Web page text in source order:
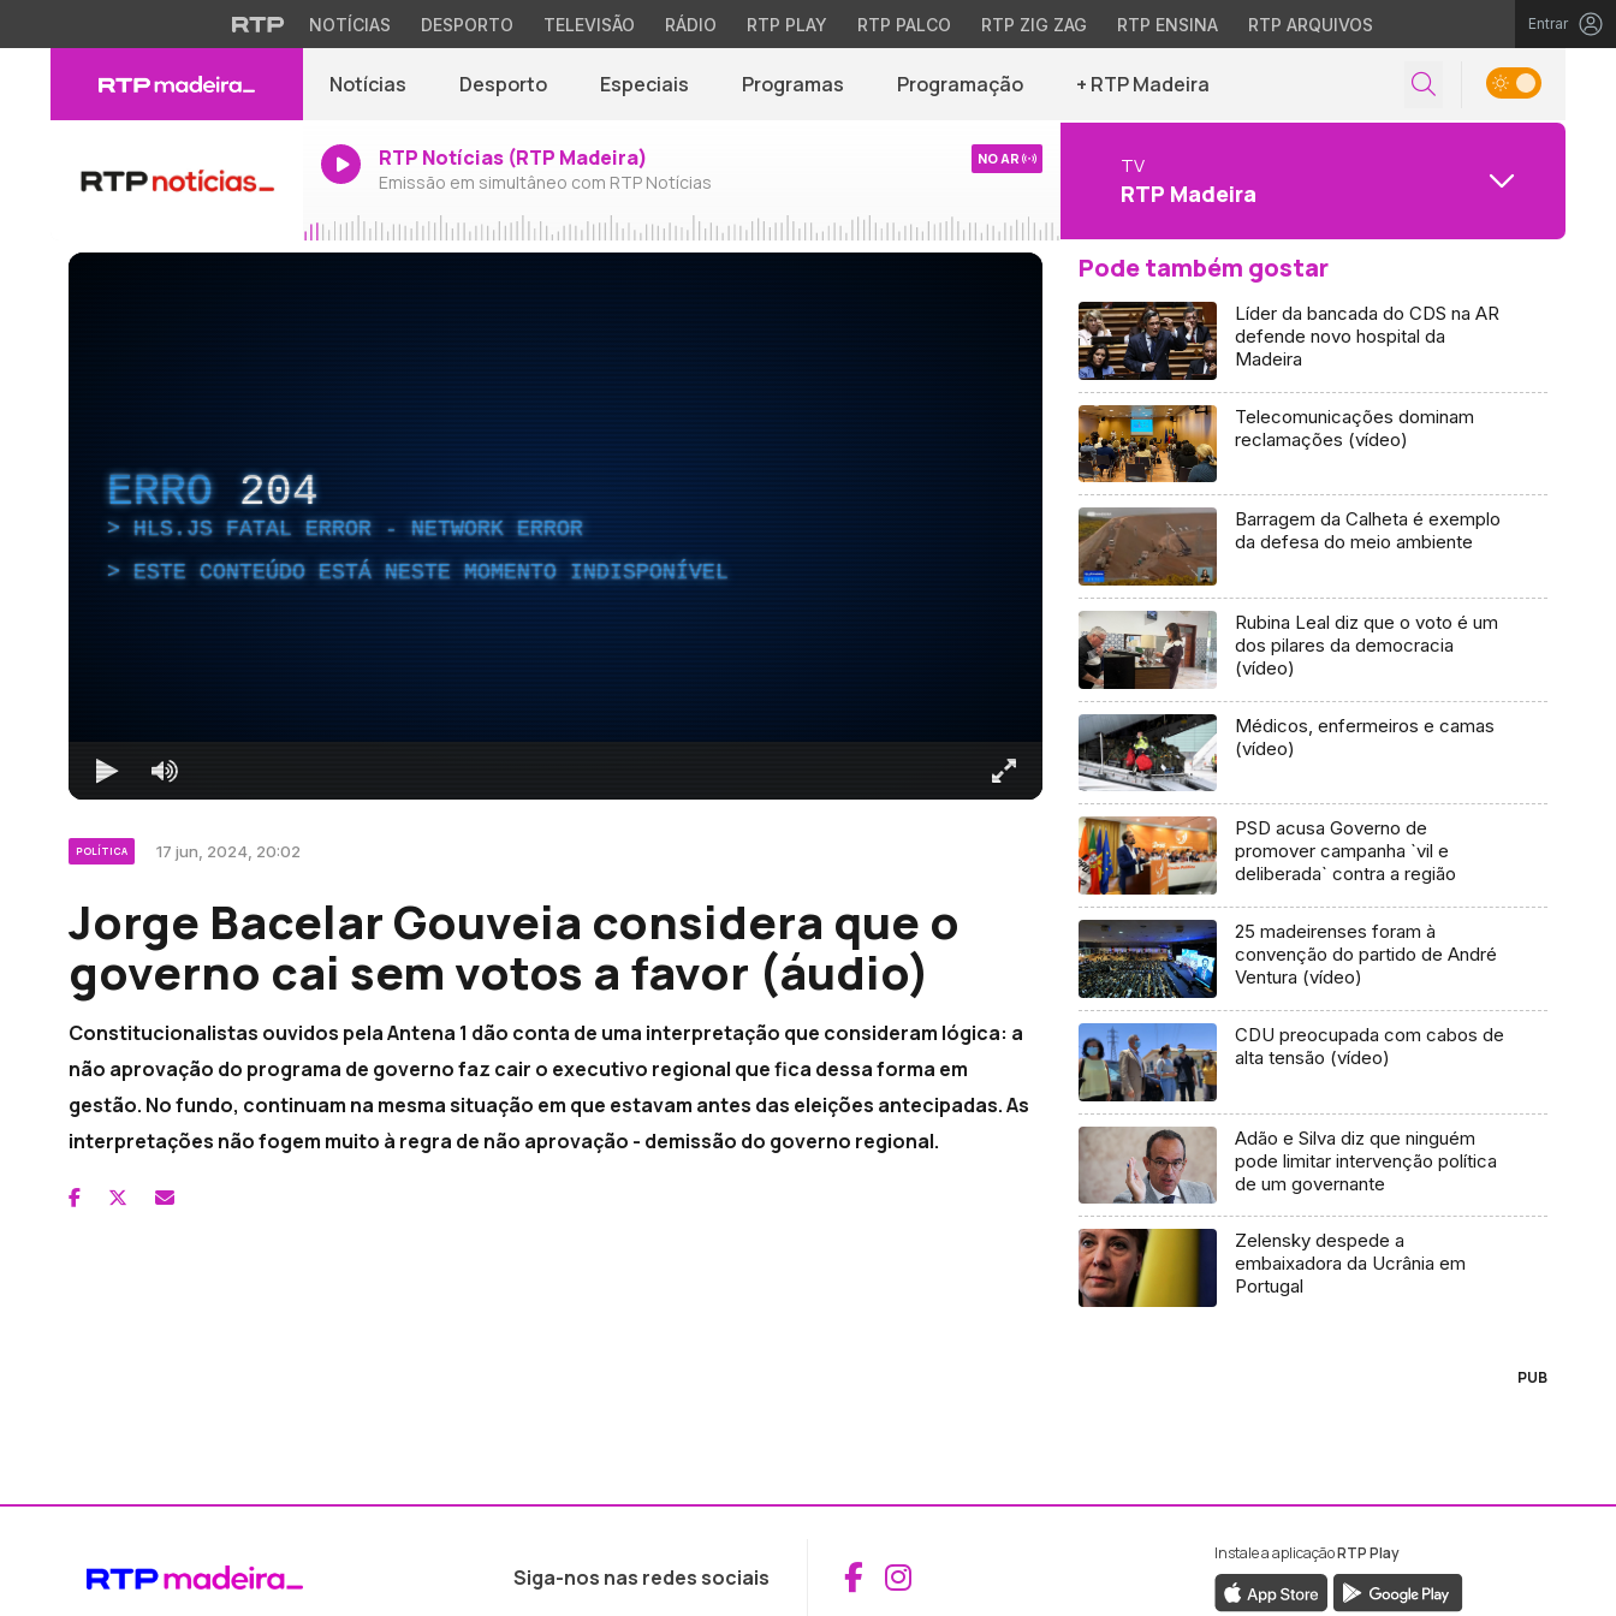
NOTÍCIAS DESPORTO TELEVISÃO RÁDIO RTP PLAY RTP PALCO RTP ZIG ZAG RTP ENSINA RTP ARQUIVOS Entrar
Notícias Desporto Especiais Programas Programação + RTP Madeira
RTP Notícias (RTP Madeira)
Emissão em simultâneo com RTP Notícias
NO AR TV
RTP Madeira
ERRO 204
HLS.JS FATAL ERROR - NETWORK ERROR
ESTE CONTEÚDO ESTÁ NESTE MOMENTO INDISPONÍVEL
POLÍTICA 17 jun, 2024, 20:02
Jorge Bacelar Gouveia considera que o
governo cai sem votos a favor (áudio)
Constitucionalistas ouvidos pela Antena 1 dão conta de uma interpretação que consideram lógica: a
não aprovação do programa de governo faz cair o executivo regional que fica dessa forma em
gestão. No fundo, continuam na mesma situação em que estavam antes das eleições antecipadas. As
interpretações não fogem muito à regra de não aprovação - demissão do governo regional.
Pode também gostar
Líder da bancada do CDS na AR
defende novo hospital da
Madeira
Telecomunicações dominam
reclamações (vídeo)
Barragem da Calheta é exemplo
da defesa do meio ambiente
Rubina Leal diz que o voto é um
dos pilares da democracia
(vídeo)
Médicos, enfermeiros e camas
(vídeo)
PSD acusa Governo de
promover campanha `vil e
deliberada` contra a região
25 madeirenses foram à
convenção do partido de André
Ventura (vídeo)
CDU preocupada com cabos de
alta tensão (vídeo)
Adão e Silva diz que ninguém
pode limitar intervenção política
de um governante
Zelensky despede a
embaixadora da Ucrânia em
Portugal
PUB
Siga-nos nas redes sociais Aceder ao Facebook da RTP Madeira
Aceder ao Instagram da RTP Madeira
Instale a aplicaçãoRTP Play